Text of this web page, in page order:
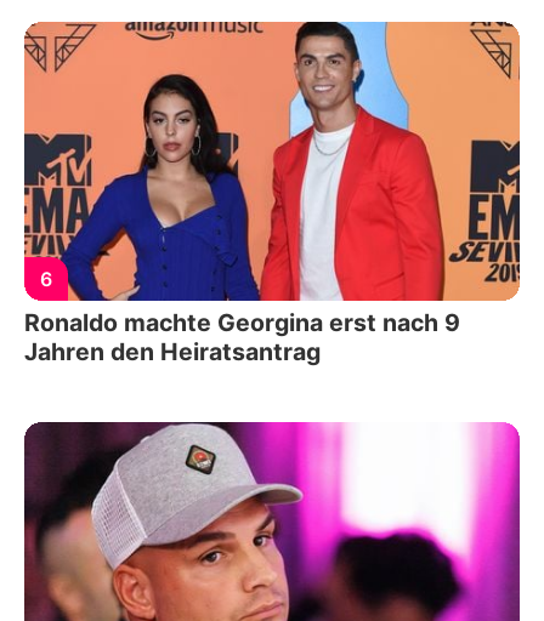
6
Ronaldo machte Georgina erst nach 9
Jahren den Heiratsantrag